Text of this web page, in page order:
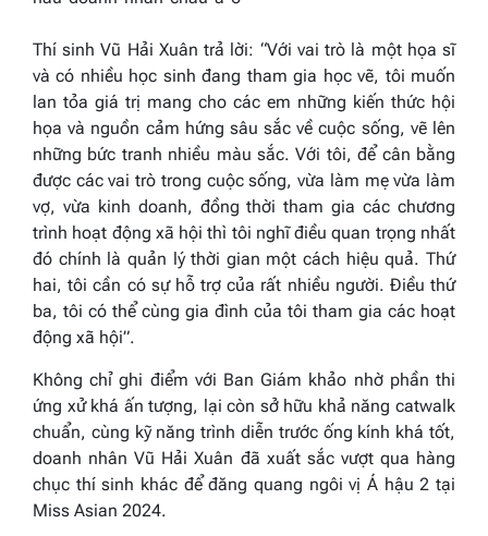
Thí sinh Vũ Hải Xuân trả lời: “Với vai trò là một họa sĩ
và có nhiều học sinh đang tham gia học vẽ, tôi muốn
lan tỏa giá trị mang cho các em những kiến thức hội
họa và nguồn cảm hứng sâu sắc về cuộc sống, vẽ lên
những bức tranh nhiều màu sắc. Với tôi, để cân bằng
được các vai trò trong cuộc sống, vừa làm mẹ vừa làm
vợ, vừa kinh doanh, đồng thời tham gia các chương
trình hoạt động xã hội thì tôi nghĩ điều quan trọng nhất
đó chính là quản lý thời gian một cách hiệu quả. Thứ
hai, tôi cần có sự hỗ trợ của rất nhiều người. Điều thứ
ba, tôi có thể cùng gia đình của tôi tham gia các hoạt
động xã hội”.
Không chỉ ghi điểm với Ban Giám khảo nhờ phần thi
ứng xử khá ấn tượng, lại còn sở hữu khả năng catwalk
chuẩn, cùng kỹ năng trình diễn trước ống kính khá tốt,
doanh nhân Vũ Hải Xuân đã xuất sắc vượt qua hàng
chục thí sinh khác để đăng quang ngôi vị Á hậu 2 tại
Miss Asian 2024.